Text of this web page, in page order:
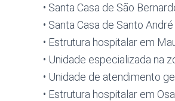
• Santa Casa de São
• Santa Casa de Santo André
• Estrutura hospitalar em
• Unidade especializada na
• Unidade de atendimento
• Estrutura hospitalar em